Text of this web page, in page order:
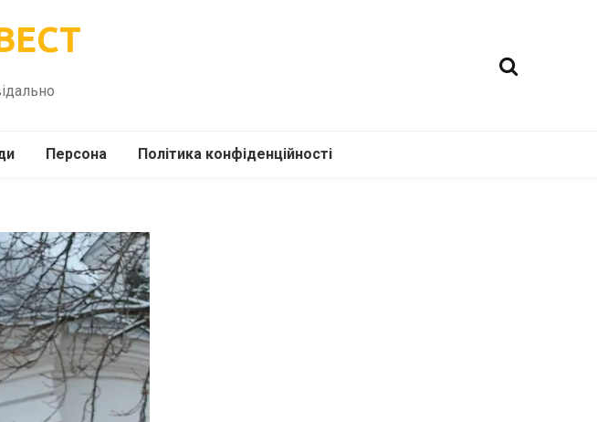
Персона Політика конфіденційності